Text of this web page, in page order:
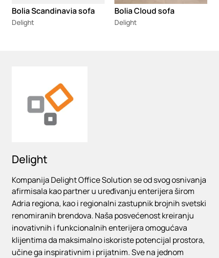
Bolia Scandinavia sofa
Delight
Bolia Cloud sofa
Delight
Delight
Kompanija Delight Office Solution se od svog osnivanja
afirmisala kao partner u uređivanju enterijera širom
Adria regiona, kao i regionalni zastupnik brojnih svetski
renomiranih brendova. Naša posvećenost kreiranju
inovativnih i funkcionalnih enterijera omogućava
klijentima da maksimalno iskoriste potencijal prostora,
učine ga inspirativnim i prijatnim. Sve na jednom